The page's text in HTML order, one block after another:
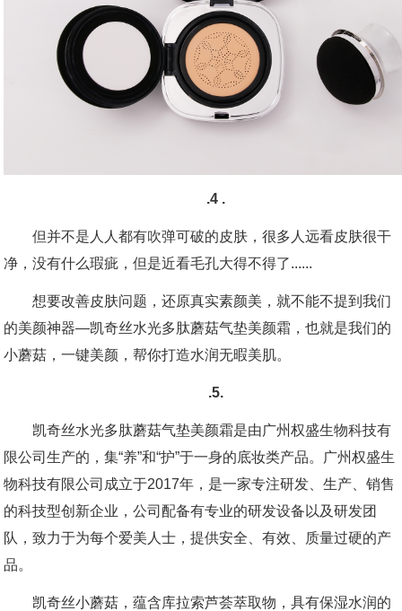
.4 .
但并不是人人都有吹弹可破的皮肤，很多人远看皮肤很干
净，没有什么瑕疵，但是近看毛孔大得不得了......
想要改善皮肤问题，还原真实素颜美，就不能不提到我们
的美颜神器—凯奇丝水光多肽蘑菇气垫美颜霜，也就是我们的
小蘑菇，一键美颜，帮你打造水润无暇美肌。
.5.
凯奇丝水光多肽蘑菇气垫美颜霜是由广州权盛生物科技有
限公司生产的，集“养”和“护”于一身的底妆类产品。广州权盛生
物科技有限公司成立于2017年，是一家专注研发、生产、销售
的科技型创新企业，公司配备有专业的研发设备以及研发团
队，致力于为每个爱美人士，提供安全、有效、质量过硬的产
品。
凯奇丝小蘑菇，蕴含库拉索芦荟萃取物，具有保湿水润的